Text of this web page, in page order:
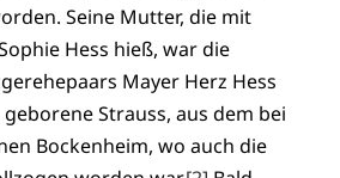
Seine Mutter, die mit
Hess hieß, war die
Mayer Herz Hess
Strauss, aus dem bei
Bockenheim, wo auch die